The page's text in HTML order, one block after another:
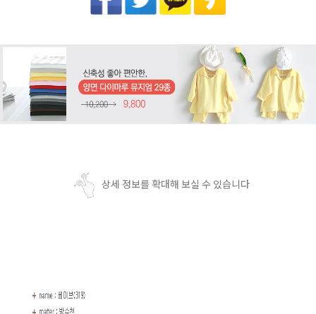
상세 정보를 확대해 보실 수 있습니다